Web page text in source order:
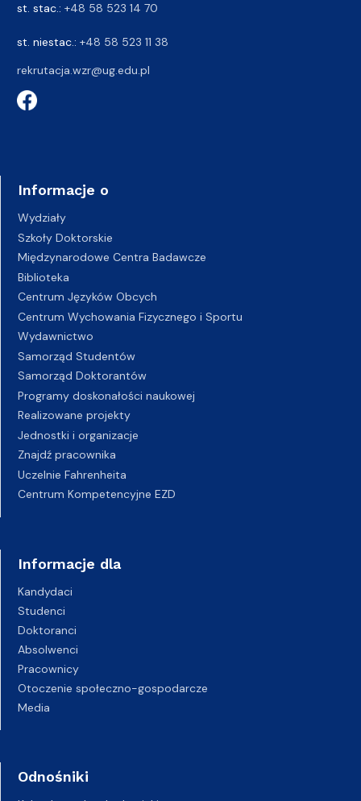
st. stac.: +48 58 523 14 70
st. niestac.: +48 58 523 11 38
rekrutacja.wzr@ug.edu.pl
Informacje o
Wydziały
Szkoły Doktorskie
Międzynarodowe Centra Badawcze
Biblioteka
Centrum Języków Obcych
Centrum Wychowania Fizycznego i Sportu
Wydawnictwo
Samorząd Studentów
Samorząd Doktorantów
Programy doskonałości naukowej
Realizowane projekty
Jednostki i organizacje
Znajdź pracownika
Uczelnie Fahrenheita
Centrum Kompetencyjne EZD
Informacje dla
Kandydaci
Studenci
Doktoranci
Absolwenci
Pracownicy
Otoczenie społeczno-gospodarcze
Media
Odnośniki